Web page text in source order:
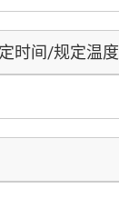
时间/规定温度